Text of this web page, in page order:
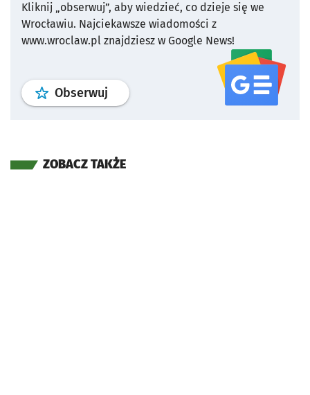
Kliknij „obserwuj”, aby wiedzieć, co dzieje się we
Wrocławiu. Najciekawsze wiadomości z
www.wroclaw.pl znajdziesz w Google News!
Obserwuj profil serwisu
ZOBACZ TAKŻE